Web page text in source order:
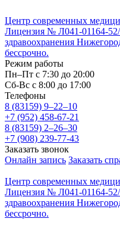
Центр современных
Лицензия № Л041-01164-
здравоохранения
бессрочно.
Режим работы
Пн–Пт с 7:30 до 20:00
Cб-Вс с 8:00 до 17:00
Телефоны
8 (83159) 9–22–10
+7 (952) 458-67-21
8 (83159) 2–26–30
+7 (908) 239-77-43
Заказать звонок
Онлайн запись Заказать
Центр современных
Лицензия № Л041-01164-
здравоохранения
бессрочно.